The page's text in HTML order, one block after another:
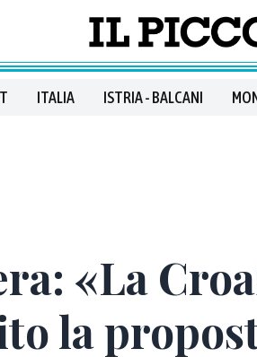
ITALIA ISTRIA - BALCANI
«La
la